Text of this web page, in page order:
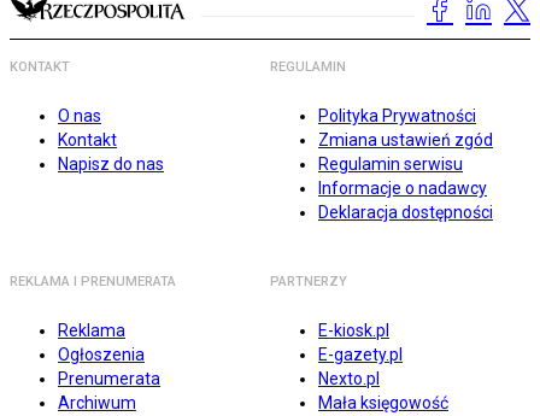
KONTAKT
O nas
Kontakt
Napisz do nas
REGULAMIN
Polityka Prywatności
Zmiana ustawień zgód
Regulamin serwisu
Informacje o nadawcy
Deklaracja dostępności
REKLAMA I PRENUMERATA
Reklama
Ogłoszenia
Prenumerata
Archiwum
PARTNERZY
E-kiosk.pl
E-gazety.pl
Nexto.pl
Mała księgowość